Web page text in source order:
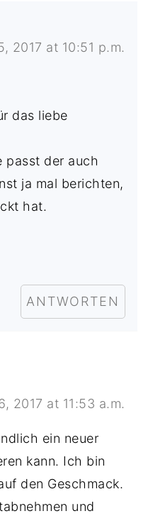
2017 at 10:51 p.m.
das liebe
passt der auch
ja mal berichten,
hat.
ANTWORTEN
2017 at 11:53 a.m.
ein neuer
kann. Ich bin
den Geschmack.
und